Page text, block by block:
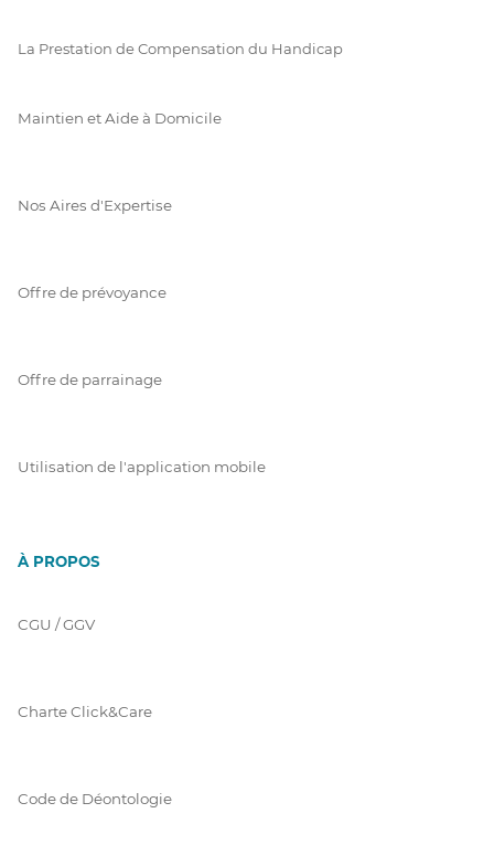
La Prestation de Compensation du Handicap
Maintien et Aide à Domicile
Nos Aires d'Expertise
Offre de prévoyance
Offre de parrainage
Utilisation de l'application mobile
À PROPOS
CGU / GGV
Charte Click&Care
Code de Déontologie